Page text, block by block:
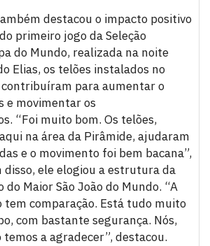
destacou o impacto positivo
primeiro jogo da Seleção
do Mundo, realizada na noite
Elias, os telões instalados no
contribuíram para aumentar o
e movimentar os
“Foi muito bom. Os telões,
na área da Pirâmide, ajudaram
e o movimento foi bem bacana”,
disso, ele elogiou a estrutura da
do Maior São João do Mundo. “A
tem comparação. Está tudo muito
com bastante segurança. Nós,
a agradecer”, destacou.